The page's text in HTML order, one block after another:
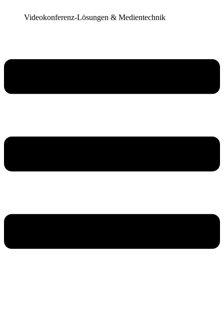
Videokonferenz-Lösungen & Medientechnik